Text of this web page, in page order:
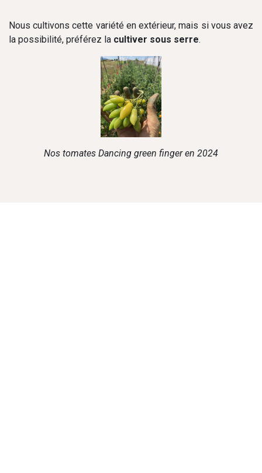
Nous cultivons cette variété en extérieur, mais si vous avez
la possibilité, préférez la cultiver sous serre.
Nos tomates Dancing green finger en 2024